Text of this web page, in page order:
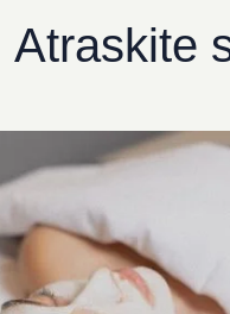
Atraskite